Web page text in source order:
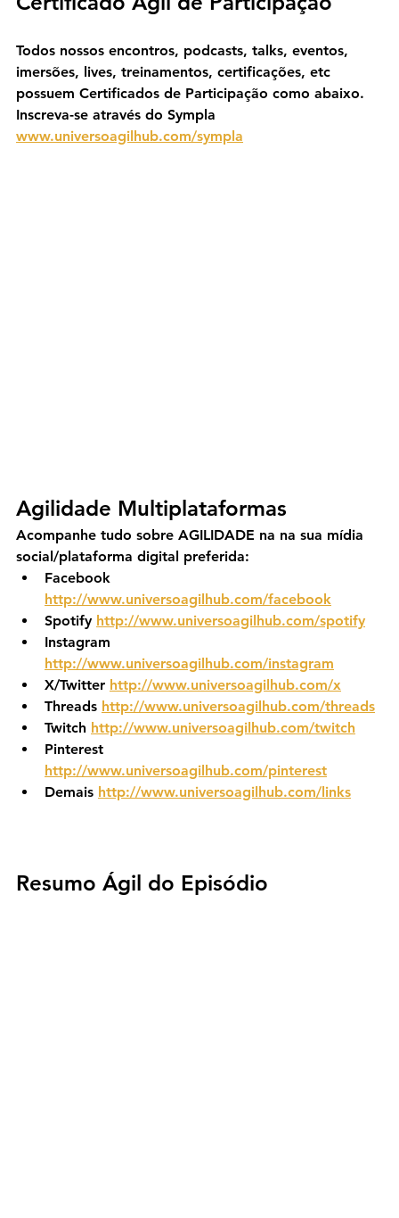
Todos nossos encontros, podcasts, talks, eventos,
imersões, lives, treinamentos, certificações, etc
possuem Certificados de Participação como abaixo.
Inscreva-se através do Sympla
www.universoagilhub.com/sympla
Agilidade Multiplataformas
Acompanhe tudo sobre AGILIDADE na na sua mídia
social/plataforma digital preferida:
Facebook
http://www.universoagilhub.com/facebook
Spotify http://www.universoagilhub.com/spotify
Instagram
http://www.universoagilhub.com/instagram
X/Twitter http://www.universoagilhub.com/x
Threads http://www.universoagilhub.com/threads
Twitch http://www.universoagilhub.com/twitch
Pinterest
http://www.universoagilhub.com/pinterest
Demais http://www.universoagilhub.com/links
Resumo Ágil do Episódio